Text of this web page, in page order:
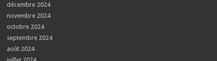
décembre 2024
novembre 2024
octobre 2024
septembre 2024
août 2024